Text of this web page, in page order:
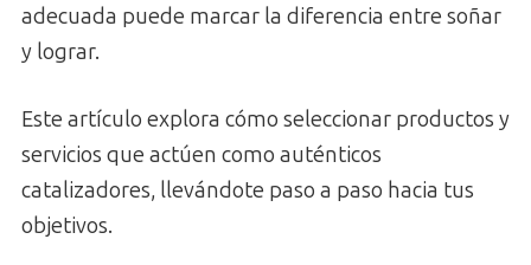
adecuada puede marcar la diferencia entre soñar
y lograr.
Este artículo explora cómo seleccionar productos y
servicios que actúen como auténticos
catalizadores, llevándote paso a paso hacia tus
objetivos.